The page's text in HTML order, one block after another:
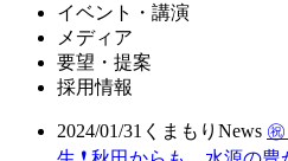
イベント・講演
メディア
要望・提案
採用情報
2024/01/31 くまもりNews